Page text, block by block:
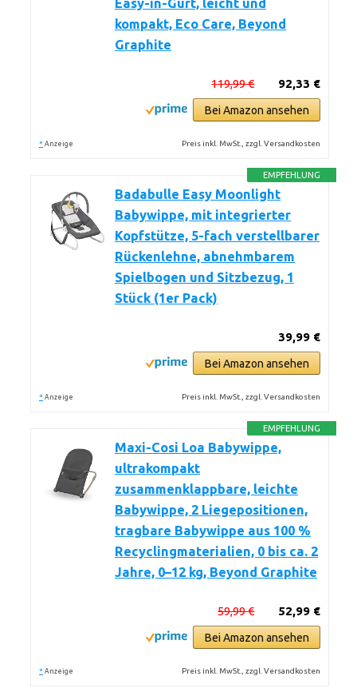
Easy-in-Gurt, leicht und
kompakt, Eco Care, Beyond
Graphite
92,33 €
119,99 €
Bei Amazon ansehen
* Anzeige Preis inkl. MwSt., zzgl. Versandkosten
EMPFEHLUNG
Badabulle Easy Moonlight
Babywippe, mit integrierter
Kopfstütze, 5-fach verstellbarer
Rückenlehne, abnehmbarem
Spielbogen und Sitzbezug, 1
Stück (1er Pack)
39,99 €
Bei Amazon ansehen
* Anzeige Preis inkl. MwSt., zzgl. Versandkosten
EMPFEHLUNG
Maxi-Cosi Loa Babywippe,
ultrakompakt
zusammenklappbare, leichte
Babywippe, 2 Liegepositionen,
tragbare Babywippe aus 100 %
Recyclingmaterialien, 0 bis ca. 2
Jahre, 0–12 kg, Beyond Graphite
52,99 €
59,99 €
Bei Amazon ansehen
* Anzeige Preis inkl. MwSt., zzgl. Versandkosten